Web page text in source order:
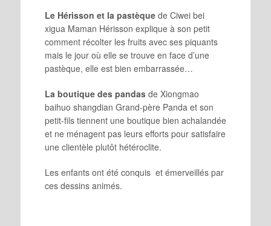
Le Hérisson et la pastèque de Ciwei bei
xigua Maman Hérisson explique à son petit
comment récolter les fruits avec ses piquants
mais le jour où elle se trouve en face d’une
pastèque, elle est bien embarrassée…
La boutique des pandas de Xiongmao
baihuo shangdian Grand-père Panda et son
petit-fils tiennent une boutique bien achalandée
et ne ménagent pas leurs efforts pour satisfaire
une clientèle plutôt hétéroclite.
Les enfants ont été conquis et émerveillés par
ces dessins animés.